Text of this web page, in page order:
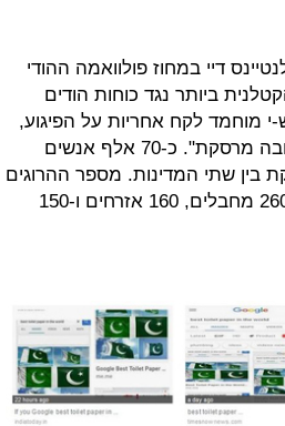
דיי במחוז פולוואמה ההודי
- ההתקפה הקטלנית ביותר נגד כוחות הודים
י מוחמד לקח אחריות על הפיגוע,
ואילו ראש ממשלת הודו נרנדרה מודי הבטיח "תגובה מרסקת". כ-70 אלף אנשים
בין שתי המדינות. מספר ההרוגים
ב-2018 היה הגבוה ביותר מזה תשע שנים, וכלל 260 מחבלים, 160 אזרחים ו-150